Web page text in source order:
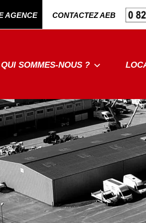
AGENCE CONTACTEZ AEB
QUI SOMMES-NOUS ?